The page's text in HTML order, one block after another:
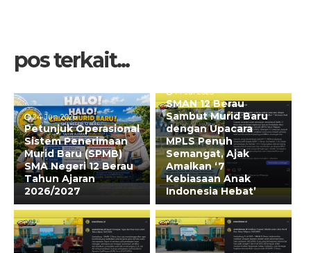
pos terkait...
24 Jun 2026
Petunjuk Operasional
Sistem Penerimaan
Murid Baru (SPMB)
SMA Negeri 12 Berau
Tahun Ajaran
2026/2027
14 Jul 2025
SMAN 12 Berau
Sambut Murid Baru
dengan Upacara
MPLS Penuh
Semangat, Ajak
Amalkan ‘7
Kebiasaan Anak
Indonesia Hebat’